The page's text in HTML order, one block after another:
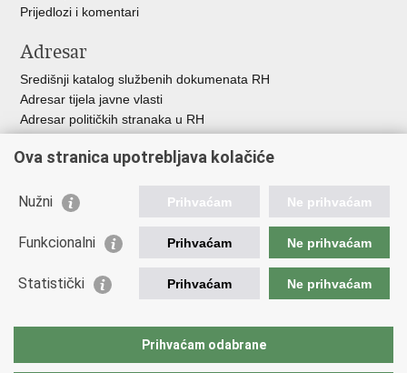
Prijedlozi i komentari
Adresar
Središnji katalog službenih dokumenata RH
Adresar tijela javne vlasti
Adresar političkih stranaka u RH
Besplatni telefoni javne uprave
Važne poveznice
Vlada Republike Hrvatske
Europska komisija
Taxation and Customs Union
Ova stranica upotrebljava kolačiće
Nužni Prihvaćam Ne prihvaćam
Funkcionalni Prihvaćam Ne prihvaćam
Statistički Prihvaćam Ne prihvaćam
Prihvaćam odabrane